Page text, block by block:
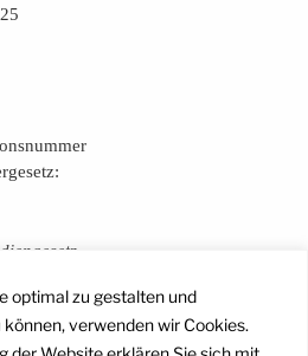
optimal zu gestalten und
verwenden wir Cookies.